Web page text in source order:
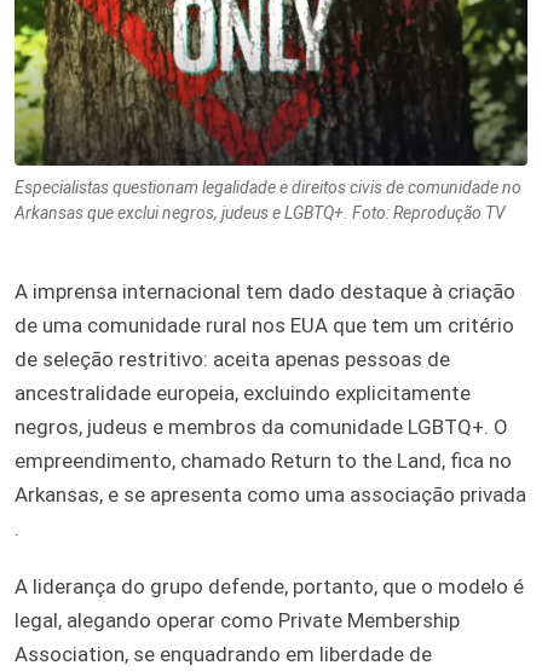
Especialistas questionam legalidade e direitos civis de comunidade no
Arkansas que exclui negros, judeus e LGBTQ+. Foto: Reprodução TV
A imprensa internacional tem dado destaque à criação
de uma comunidade rural nos EUA que tem um critério
de seleção restritivo: aceita apenas pessoas de
ancestralidade europeia, excluindo explicitamente
negros, judeus e membros da comunidade LGBTQ+. O
empreendimento, chamado Return to the Land, fica no
Arkansas, e se apresenta como uma associação privada
.
A liderança do grupo defende, portanto, que o modelo é
legal, alegando operar como Private Membership
Association, se enquadrando em liberdade de